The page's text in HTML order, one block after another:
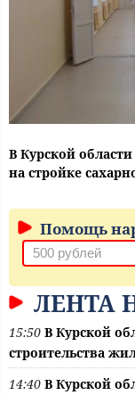
В Курской
на стройке
Помощь
ЛЕНТА
15:50 В Курской
строительства
14:40 В Курской